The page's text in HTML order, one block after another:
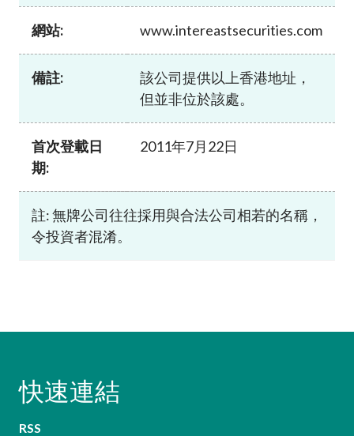
加入本會
網站: www.intereastsecurities.com
備註:
該公司提供以上香港地址，
但並非位於該處。
首次登載日
期:
2011年7月22日
註: 無牌公司往往採用與合法公司相若的名稱，
令投資者混淆。
快速連結
RSS